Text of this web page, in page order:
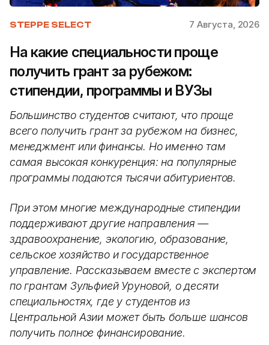
STEPPE SELECT 7 Августа, 2026
На какие специальности проще
получить грант за рубежом:
стипендии, программы и ВУЗы
Большинство студентов считают, что проще
всего получить грант за рубежом на бизнес,
менеджмент или финансы. Но именно там
самая высокая конкуренция: на популярные
программы подаются тысячи абитуриентов.
При этом многие международные стипендии
поддерживают другие направления —
здравоохранение, экологию, образование,
сельское хозяйство и государственное
управление. Рассказываем вместе с экспертом
по грантам Зульфией Уруновой, о десяти
специальностях, где у студентов из
Центральной Азии может быть больше шансов
получить полное финансирование.